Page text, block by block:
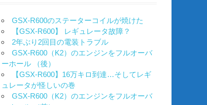
GSX-R600のステーターコイルが焼けた
【GSX-R600】 レギュレータ故障？
2年ぶり2回目の電装トラブル
GSX-R600（K2）のエンジンをフルオーバ
ーホール （後）
【GSX-R600】16万キロ到達…そしてレギ
ュレータが怪しいの巻
GSX-R600（K2）のエンジンをフルオーバ